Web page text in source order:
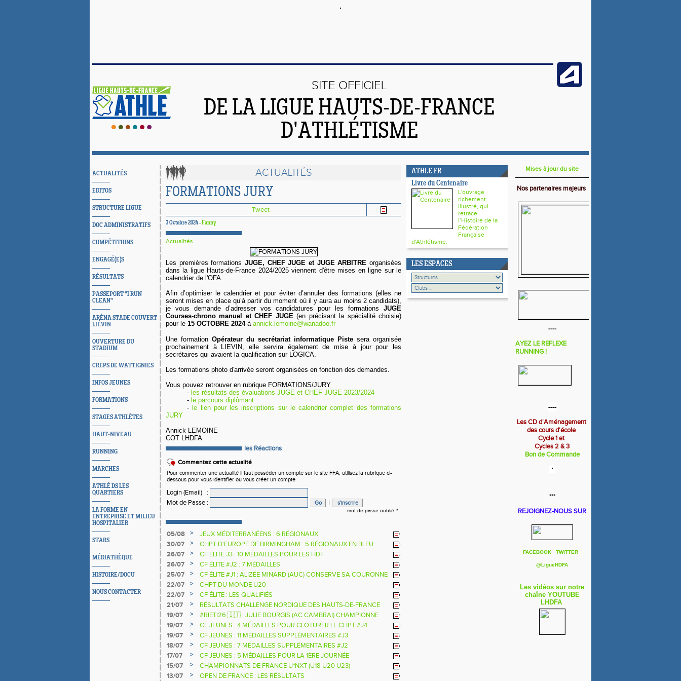
SITE OFFICIEL
DE LA LIGUE HAUTS-DE-FRANCE
D'ATHLÉTISME
ACTUALITÉS
EDITOS
STRUCTURE LIGUE
DOC ADMINISTRATIFS
COMPÉTITIONS
ENGAGÉ(E)S
RÉSULTATS
PASSEPORT "I RUN
CLEAN"
ARÉNA STADE COUVERT
LIÉVIN
OUVERTURE DU
STADIUM
CREPS DE WATTIGNIES
INFOS JEUNES
FORMATIONS
STAGES ATHLÈTES
HAUT-NIVEAU
RUNNING
MARCHES
ATHLÉ DS LES
QUARTIERS
LA FORME EN
ENTREPRISE ET MILIEU
HOSPITALIER
STARS
MÉDIATHÈQUE
HISTOIRE/DOCU
NOUS CONTACTER
ACTUALITÉS
FORMATIONS JURY
Tweet
3 Octobre 2024 -Fanny
Actualités
Les premières formations JUGE, CHEF JUGE et JUGE ARBITRE organisées
dans la ligue Hauts-de-France 2024/2025 viennent d'être mises en ligne sur le
calendrier de l'OFA.
Afin d’optimiser le calendrier et pour éviter d’annuler des formations (elles ne
seront mises en place qu’à partir du moment où il y aura au moins 2 candidats),
je vous demande d’adresser vos candidatures pour les formations JUGE
Courses-chrono manuel et CHEF JUGE(en précisant la spécialité choisie)
pour le 15 OCTOBRE 2024 à annick.lemoine@wanadoo.fr
Une formation Opérateur du secrétariat informatique Piste sera organisée
prochainement à LIEVIN, elle servira également de mise à jour pour les
secrétaires qui avaient la qualification sur LOGICA.
Les formations photo d'arrivée seront organisées en fonction des demandes.
Vous pouvez retrouver en rubrique FORMATIONS/JURY
- les résultats des évaluations JUGE et CHEF JUGE 2023/2024
- le parcours diplômant
- le lien pour les inscriptions sur le calendrier complet des formations
JURY
Annick LEMOINE
COT LHDFA
les Réactions
Commentez cette actualité
Pour commenter une actualité il faut posséder un compte sur le site FFA, utilisez la rubrique ci-
dessous pour vous identifier ou vous créer un compte.
Login (Email)
:
Mot de Passe : |
mot de passe oublié ?
05/08 >
JEUX MÉDITERRANÉENS : 6 RÉGIONAUX
30/07
>
CHPT D'EUROPE DE BIRMINGHAM : 5 RÉGIONAUX EN BLEU
26/07
>
CF ÉLITE J3 : 10 MÉDAILLES POUR LES HDF
26/07
>
CF ÉLITE #J2 : 7 MÉDAILLES
25/07
>
CF ÉLITE #J1 : ALIZÉE MINARD (AUC) CONSERVE SA COURONNE
NATIONALE
22/07 >
CHPT DU MONDE U20
22/07
>
CF ÉLITE : LES QUALIFIÉS
21/07
>
RÉSULTATS CHALLENGE NORDIQUE DES HAUTS-DE-FRANCE
2025 2026
19/07 >
#RIETI26 🇮🇹 : JULIE BOURGIS (AC CAMBRAI) CHAMPIONNE
D'EUROPE U18 DE LA PERCHE
19/07 >
CF JEUNES : 4 MÉDAILLES POUR CLOTURER LE CHPT #J4
19/07
>
CF JEUNES : 11 MÉDAILLES SUPPLÉMENTAIRES #J3
18/07
>
CF JEUNES : 7 MÉDAILLES SUPPLÉMENTAIRES #J2
17/07
>
CF JEUNES : 5 MÉDAILLES POUR LA 1ÈRE JOURNÉE
15/07
>
CHAMPIONNATS DE FRANCE U*NXT (U18 U20 U23)
13/07
> OPEN DE FRANCE : LES RÉSULTATS
ATHLE.FR
Livre du Centenaire
L'ouvrage
richement
illustré, qui
retrace
l’Histoire de la
Fédération
Française
d'Athlétisme.
LES ESPACES
Mises à jour du site
Nos partenaires majeurs
----
AYEZ LE REFLEXE
RUNNING !
----
Les CD d'Aménagement
des cours d'école
Cycle 1 et
Cycles 2 & 3
Bon de Commande
***
REJOIGNEZ-NOUS SUR
FACEBOOK TWITTER
@LigueHDFA
Les vidéos sur notre
chaîne YOUTUBE
LHDFA